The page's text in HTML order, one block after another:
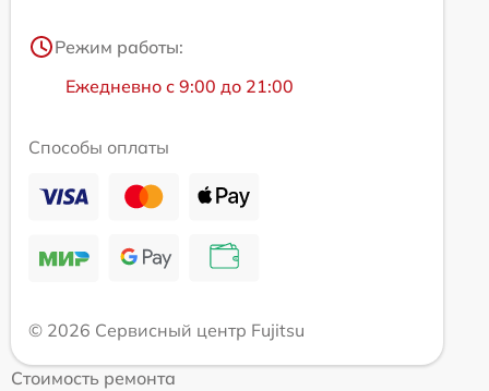
Режим работы:
Ежедневно с 9:00 до 21:00
Способы оплаты
© 2026 Сервисный центр Fujitsu
Стоимость ремонта